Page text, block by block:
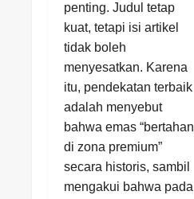
penting. Judul tetap
kuat, tetapi isi artikel
tidak boleh
menyesatkan. Karena
itu, pendekatan terbaik
adalah menyebut
bahwa emas “bertahan
di zona premium”
secara historis, sambil
mengakui bahwa pada